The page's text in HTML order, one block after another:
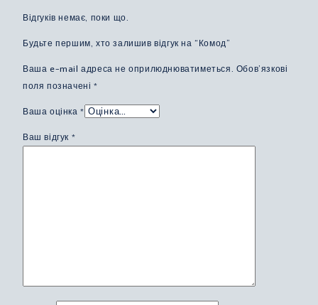
Відгуків немає, поки що.
Будьте першим, хто залишив відгук на “Комод”
Ваша e-mail адреса не оприлюднюватиметься.
Обов’язкові
поля позначені *
Ваша оцінка*
Ваш відгук *